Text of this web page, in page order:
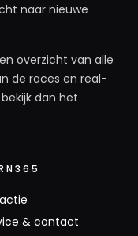
naar nieuwe
overzicht van alle
de races en real-
dan het
& contact